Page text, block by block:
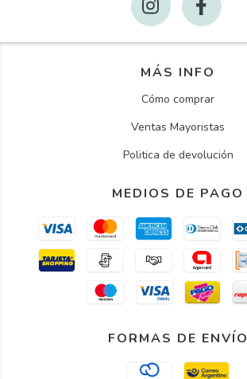
MÁS INFO
Cómo comprar
Ventas Mayoristas
Politica de devolución
MEDIOS DE PAGO
FORMAS DE ENVÍO